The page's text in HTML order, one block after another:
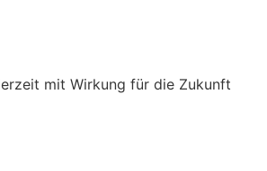
mit Wirkung für die Zukunft